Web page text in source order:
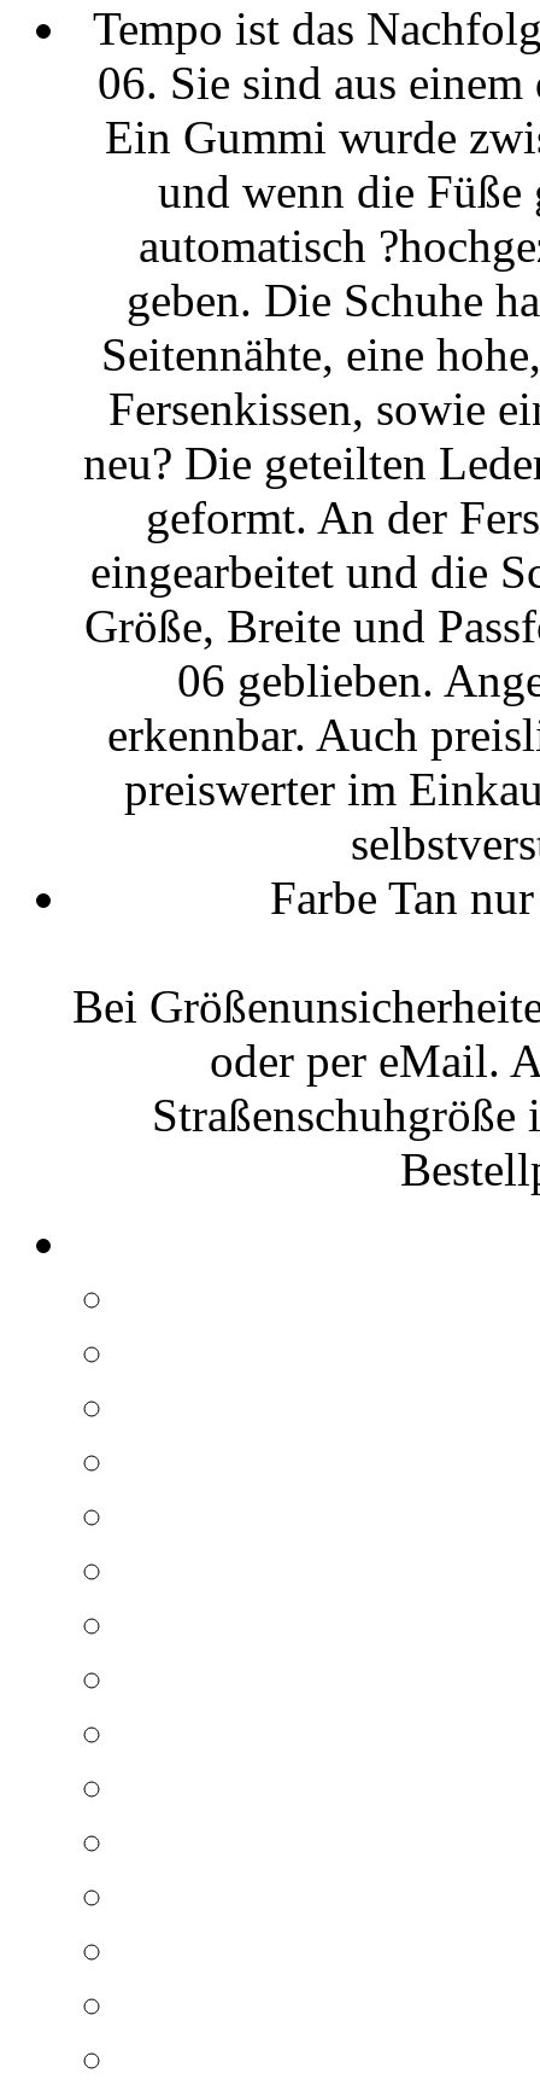
Tempo ist das
06. Sie sind aus
Ein Gummi wurde
und wenn die
automatisch
geben. Die Schuhe
Seitennähte, eine
Fersenkissen, sowie
neu? Die geteilten
geformt. An der
eingearbeitet und die
Größe, Breite und
06 geblieben.
erkennbar. Auch
preiswerter im
Farbe Tan
Bei
oder per eMail.